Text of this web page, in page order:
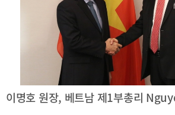
이명호 원장, 베트남 제1부총리